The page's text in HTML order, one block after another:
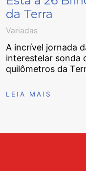
da Terra
Variadas
A incrível jornada
interestelar sonda
quilômetros da
LEIA MAIS